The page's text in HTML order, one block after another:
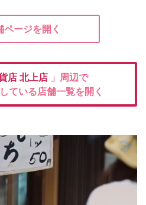
ページを開く
店 北上店 」周辺で
ている店舗一覧を開く